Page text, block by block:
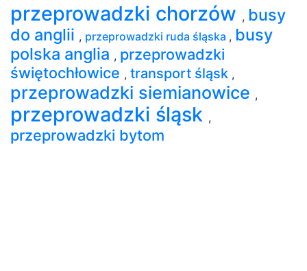
przeprowadzki chorzów , busy
do anglii , przeprowadzki ruda śląska , busy
polska anglia , przeprowadzki
świętochłowice , transport śląsk ,
przeprowadzki siemianowice ,
przeprowadzki śląsk ,
przeprowadzki bytom